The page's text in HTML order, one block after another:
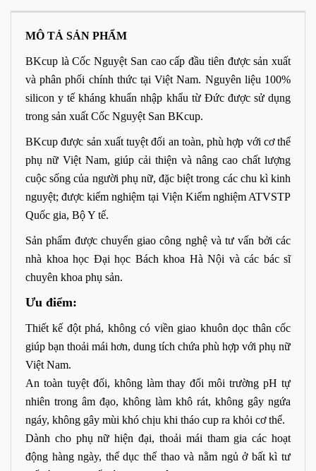
MÔ TẢ SẢN PHẨM
BKcup là Cốc Nguyệt San cao cấp đầu tiên được sản xuất
và phân phối chính thức tại ViệtNam. Nguyên liệu 100%
silicon y tế kháng khuẩn nhập khẩu từ Đức được sử dụng
trong sản xuất Cốc Nguyệt San BKcup.
BKcup được sản xuất tuyệt đối an toàn, phù hợp với cơ thể
phụ nữ Việt Nam, giúp cải thiện và nâng cao chất lượng
cuộc sống của người phụ nữ, đặc biệt trong các chu kì kinh
nguyệt; được kiểm nghiệm tại Viện Kiểm nghiệm ATVSTP
Quốc gia, Bộ Y tế.
Sản phẩm được chuyển giao công nghệ và tư vấn bởi các
nhà khoa học Đại học Bách khoa Hà Nội và các bác sĩ
chuyên khoa phụ sản.
Ưu điểm:
Thiết kế đột phá, không có viền giao khuôn dọc thân cốc
giúp bạn thoải mái hơn, dung tích chứa phù hợp với phụ nữ
Việt Nam.
An toàn tuyệt đối, không làm thay đổi môi trường pH tự
nhiên trong âm đạo, không làm khô rát, không gây ngứa
ngáy, không gây mùi khó chịu khi tháo cup ra khỏi cơ thể.
Dành cho phụ nữ hiện đại, thoải mái tham gia các hoạt
động hàng ngày, thể dục thể thao và nằm ngủ ở bất kì tư